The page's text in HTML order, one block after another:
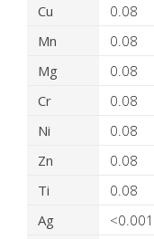
Cu
0.08
Mn
0.08
Mg
0.08
Cr
0.08
Ni
0.08
Zn
0.08
Ti
0.08
Ag